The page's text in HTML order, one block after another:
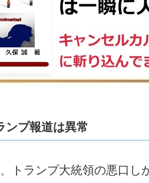
ンプ報道は異常
トランプ大統領の悪口し